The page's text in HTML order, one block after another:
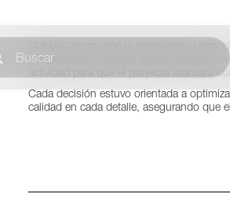
SUMAC acompañó la ampliación y
planeamiento. Nuestro equipo asignó
actividad para que el proyecto avanzara
Cada decisión estuvo orientada a
calidad en cada detalle, asegurando que